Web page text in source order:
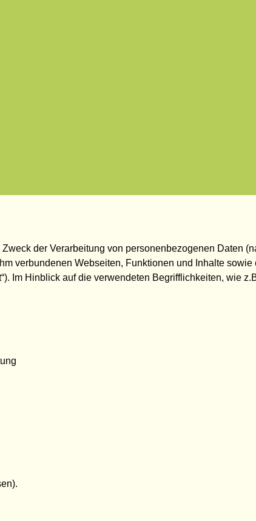
der Verarbeitung von personenbezogenen Daten
verbundenen Webseiten, Funktionen und Inhalte
Im Hinblick auf die verwendeten Begrifflichkeiten, wie